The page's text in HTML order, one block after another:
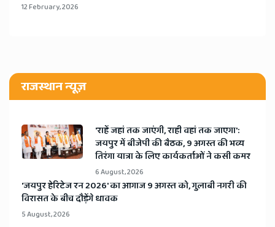
12 February, 2026
राजस्थान न्यूज़
'राहें जहां तक जाएंगी, राही वहां तक जाएगा':
जयपुर में बीजेपी की बैठक, 9 अगस्त की भव्य
तिरंगा यात्रा के लिए कार्यकर्ताओं ने कसी कमर
6 August, 2026
​'जयपुर हेरिटेज रन 2026' का आगाज 9 अगस्त को, गुलाबी नगरी की
विरासत के बीच दौड़ेंगे धावक
5 August, 2026